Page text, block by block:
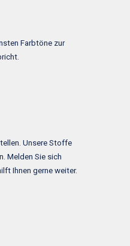
Farbtöne zur
Unsere Stoffe
Melden Sie sich
Ihnen gerne weiter.